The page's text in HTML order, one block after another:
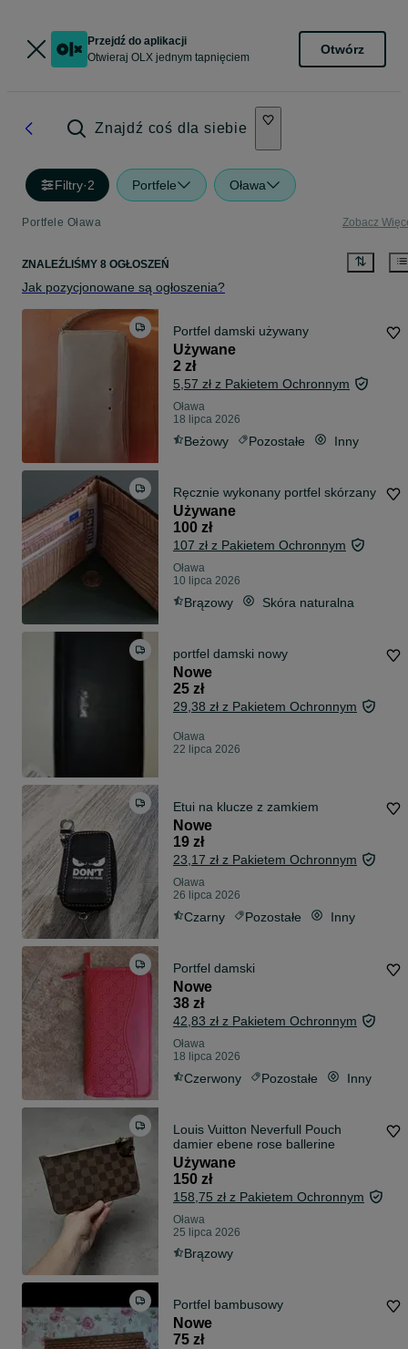
Przejdź do aplikacji
Otwieraj OLX jednym tapnięciem
Otwórz
Znajdź coś dla siebie
Filtry·2 Portfele Oława
Portfele Oława Zobacz
ZNALEŹLIŚMY 8 OGŁOSZEŃ
Jak pozycjonowane są ogłoszenia?
Portfel damski używany
Używane
2 zł
5,57 zł z Pakietem Ochronnym
Oława
18 lipca 2026
Beżowy Pozostałe Inny
Ręcznie wykonany portfel skórzany
Używane
100 zł
107 zł z Pakietem Ochronnym
Oława
10 lipca 2026
Brązowy Skóra naturalna
portfel damski nowy
Nowe
25 zł
29,38 zł z Pakietem Ochronnym
Oława
22 lipca 2026
Etui na klucze z zamkiem
Nowe
19 zł
23,17 zł z Pakietem Ochronnym
Oława
26 lipca 2026
Czarny Pozostałe Inny
Portfel damski
Nowe
38 zł
42,83 zł z Pakietem Ochronnym
Oława
18 lipca 2026
Czerwony Pozostałe Inny
Louis Vuitton Neverfull Pouch
damier ebene rose ballerine
Używane
150 zł
158,75 zł z Pakietem Ochronnym
Oława
25 lipca 2026
Brązowy
Portfel bambusowy
Nowe
75 zł